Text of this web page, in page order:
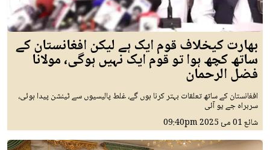
بھارت کیخلاف قوم ایک ہے لیکن افغانستان کے
ساتھ کچھ ہوا تو قوم ایک نہیں ہوگی، مولانا
فضل الرحمان
افغانستان کے ساتھ تعلقات بہتر کرنا ہوں گے، غلط پالیسیوں سے ٹینشن پیدا ہوئی،
سربراہ جے یو آئی
شائع01 مئ 2025 09:40pm